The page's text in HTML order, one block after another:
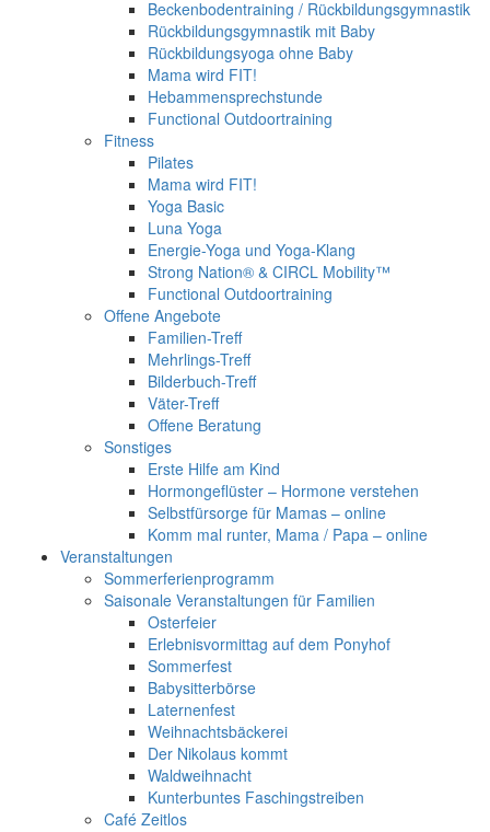
Beckenbodentraining / Rückbildungsgymnastik
Rückbildungsgymnastik mit Baby
Rückbildungsyoga ohne Baby
Mama wird FIT!
Hebammensprechstunde
Functional Outdoortraining
Fitness
Pilates
Mama wird FIT!
Yoga Basic
Luna Yoga
Energie-Yoga und Yoga-Klang
Strong Nation® & CIRCL Mobility™
Functional Outdoortraining
Offene Angebote
Familien-Treff
Mehrlings-Treff
Bilderbuch-Treff
Väter-Treff
Offene Beratung
Sonstiges
Erste Hilfe am Kind
Hormongeflüster – Hormone verstehen
Selbstfürsorge für Mamas – online
Komm mal runter, Mama / Papa – online
Veranstaltungen
Sommerferienprogramm
Saisonale Veranstaltungen für Familien
Osterfeier
Erlebnisvormittag auf dem Ponyhof
Sommerfest
Babysitterbörse
Laternenfest
Weihnachtsbäckerei
Der Nikolaus kommt
Waldweihnacht
Kunterbuntes Faschingstreiben
Café Zeitlos